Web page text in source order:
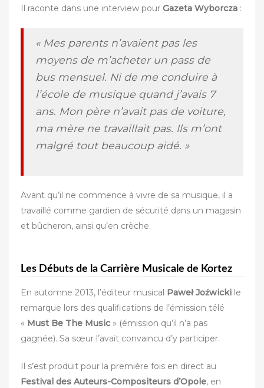
Il raconte dans une interview pour Gazeta Wyborcza :
« Mes parents n’avaient pas les
moyens de m’acheter un pass de
bus mensuel. Ni de me conduire à
l’école de musique quand j’avais 7
ans. Mon père n’avait pas de voiture,
ma mère ne travaillait pas. Ils m’ont
malgré tout beaucoup aidé. »
Avant qu’il ne commence à vivre de sa musique, il a
travaillé comme gardien de sécurité dans un magasin
et bûcheron, ainsi qu’en crèche.
Les Débuts de la Carrière Musicale de Kortez
En automne 2013, l’éditeur musical Paweł Joźwicki le
remarque lors des qualifications de l’émission télé
« Must Be The Music » (émission qu’il n’a pas
gagnée). Sa sœur l’avait convaincu d’y participer.
Il s’est produit pour la première fois en direct au
Festival des Auteurs-Compositeurs d’Opole, en